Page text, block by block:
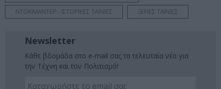
ΝΤΟΚΙΜΑΝΤΕΡ - ΙΣΤΟΡΙΚΕΣ ΤΑΙΝΙΕΣ
ΞΕΝΕΣ ΤΑΙΝΙΕΣ
Newsletter
Κάθε βδομάδα στο e-mail σας τα τελευταία νέα για
την Τέχνη και τον Πολιτισμό!